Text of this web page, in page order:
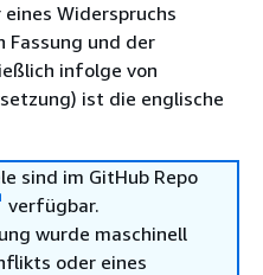
Widerspruchs
Fassung und der
infolge von
ist die englische
sind im GitHub Repo
verfügbar.
wurde maschinell
oder eines